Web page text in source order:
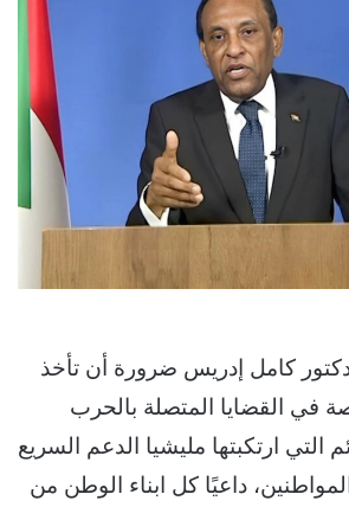
دكتور كامل إدريس ضرورة أن تأخذ
في القضايا المتصلة بالحرب
التي ارتكبتها مليشيا الدعم السريع
داعيًا كل ابناء الوطن من